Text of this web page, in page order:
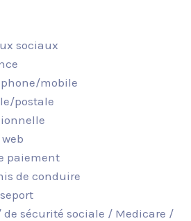
sociaux
mobile
postale
paiement
de conduire
sécurité sociale / Medicare /